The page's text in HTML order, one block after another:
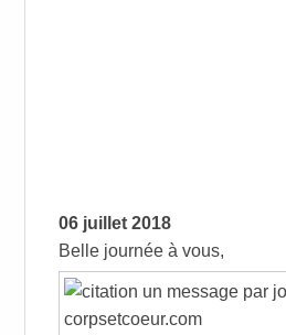
06 juillet 2018
Belle journée à vous,